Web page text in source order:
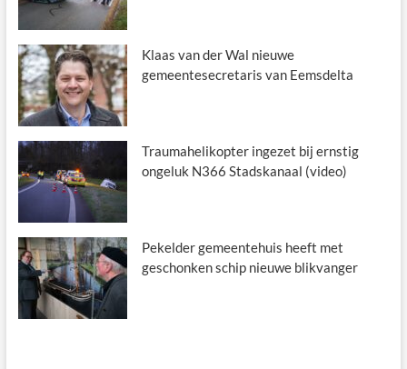
Klaas van der Wal nieuwe
gemeentesecretaris van Eemsdelta
Traumahelikopter ingezet bij ernstig
ongeluk N366 Stadskanaal (video)
Pekelder gemeentehuis heeft met
geschonken schip nieuwe blikvanger